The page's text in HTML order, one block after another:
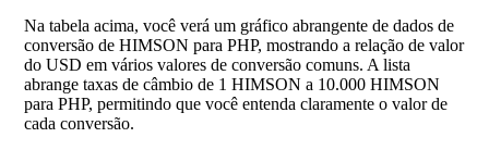
Na tabela acima, você verá um gráfico abrangente de dados de
conversão de HIMSON para PHP, mostrando a relação de valor
do USD em vários valores de conversão comuns. A lista
abrange taxas de câmbio de 1 HIMSON a 10.000 HIMSON
para PHP, permitindo que você entenda claramente o valor de
cada conversão.